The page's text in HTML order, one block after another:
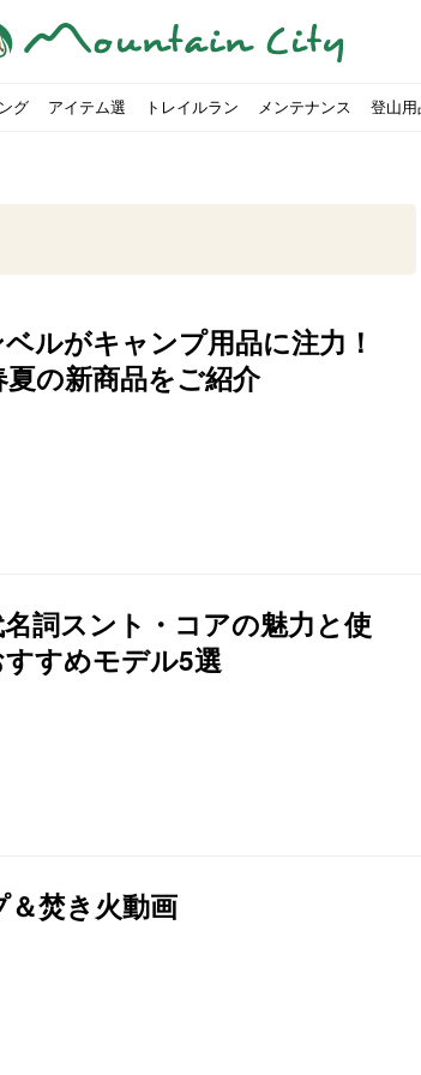
ご紹介！
や注意点・お手入れ方法を解説
保冷剤5選】保冷剤の役割や選び方・効率的な冷や
【お得にキャンプ用品を購
が洗ってみた！
ャンプや登山に】湯切り不要パスタの作り方！深型
有名なクラシックルート「
い方｜人気おすすめモデル5選
・ハイキング用ヘッドライトを選ぶ4つのポイント
防水？非防水？トレイルラ
う！種類別で人気アイテムを紹介！
団体声明発表】なぜ今、登山やクライミングを自粛
初めてのボルダリングシュ
『本格マルゲリータピザ』の作り方
エキャンパーSakiさんに教わる！『モッツァレラチ
パティシエキャンパーSaki
グ
、赤岳〜横岳〜硫黄岳の縦走コースをご紹介
池めぐり山行コース解説。日帰り可能なプランをご
日本向けに作られた『アク
アイテム選
のはどれ？特徴も合わせて解説！
納税で焚き火台が手に入る？初心者でも手続きはカ
日本向けに作られた『アク
トレイルラン
とは？
魅力と用途別おすすめリュック9選
防水？トレイルランニングシューズはどちらを選ぶ
トレイルランニングを安全
メンテナンス
も
で紹介！人生の相棒を見つけよう！
ュックならグレゴリー！選ぶポイントと容量別おす
アウトドアの水筒ならサー
登山
！防虫, 防水, カメラ用を解説
グのテントは用途に合わせてレーベルで選ぶ！おす
DDタープ全17モデルのス
重かった」
料理も魅力の「源流居酒屋よーこ」チャンネル徹底
HOME】釣りに行けないから、家で魚を捌いてみよ
初めてのウキフカセ釣り【
が洗ってみた！
、人気の理由とおすすめウェアを紹介
スファイヤーのおすすめウェア8選！防虫, 防水, カ
【山でも街でも】ジャック
」チャンネル徹底取材！
『濃厚蒸しショコラ』の作り方
HOME】お家でアウトドア気分〜ホットサンド編〜
海外のキャンプってどんな
ごちそうレシピ」
タの作り方！深型ソロクッカーでも作れるおすすめ
エキャンパーSakiさんに教わる！『濃厚蒸しショコ
パティシエキャンパーSaki
豆腐』の作り方
カリッ・ジュワ・トロ〜『ミルクティーフレンチト
エキャンパーSakiさんに教わる！おかずにも酒の肴
パティシエキャンパーSaki
槍ヶ岳へ！
Kajoの自粛明け登山企画vol.2〜初秋の黒岳編〜
山頂まで2時間で富士山を
できる？
てレジャーを楽しみたい！山の値段相場や売買の注
農地の売買は簡単にはでき
なテント5選
！3つの理由, 選び方, おすすめモデル
キャンピングカー紹介】Japan CampingCar Show
【体験談】上野から1時間
てみた
ャンネル】使わなくなったキャンプ道具の行方！【
伊王島にある高規格リゾー
品をマウンガで高価買取する方法
夏｜マウンテンシティインスタフォトコンテスト開催
キャンプ女子Kajoが行く！
ベルがキャンプ用品に注力！
夏の新商品をご紹介
詞スント・コアの魅力と使
すめモデル5選
焚き火動画